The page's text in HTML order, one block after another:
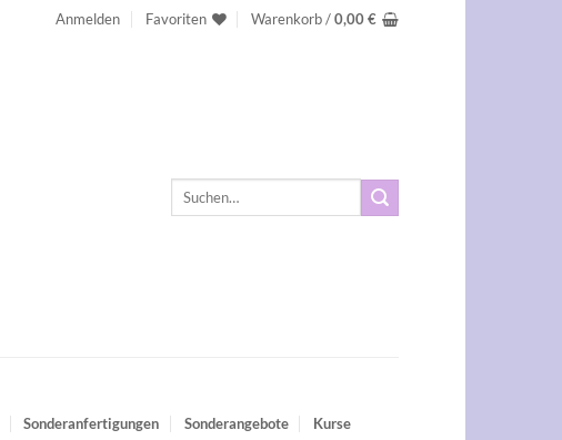
Anmelden Favoriten Warenkorb /0,00€
Suchen
Sonderanfertigungen Sonderangebote Kurse